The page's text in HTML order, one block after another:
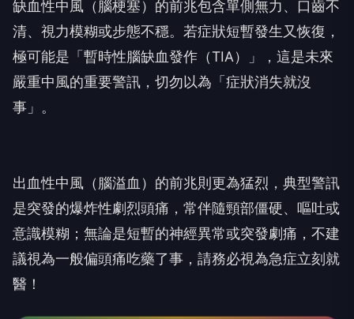
缺血性中風（腦梗塞）的前兆包含單側無力、口齒不
清、視力模糊或步態不穩。若症狀短暫發生又恢復，
極可能是「暫時性腦缺血發作（TIA）」，這是未來
嚴重中風的重要警訊，切勿以為「症狀消失就沒
事」。
出血性中風（腦溢血）的前兆則更為猛烈，典型警訊
是突發的爆炸性劇烈頭痛，常伴隨頸部僵硬、嘔吐或
意識模糊；無論是短暫的神經異常或突發劇痛，不建
議視為一般偏頭痛吃藥了事，請務必視為急症立刻就
醫！